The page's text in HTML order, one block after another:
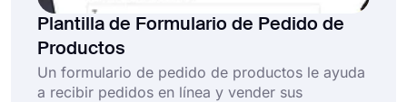
Plantilla de Formulario de Pedido de
Productos
Un formulario de pedido de productos le ayuda
a recibir pedidos en línea y vender sus